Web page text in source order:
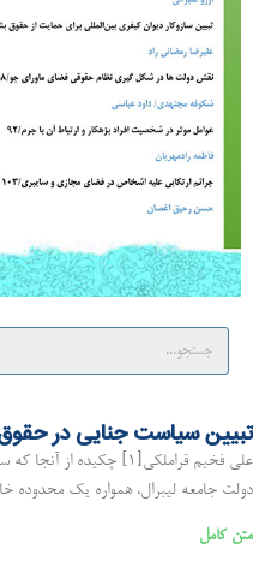
تبیین سیاست جنایی در
علی فخیم قراملکی[۱]
دولت جامعه لیبرال، همواره یک محدوده
متن کامل